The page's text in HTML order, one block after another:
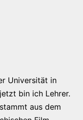
Universität in
bin ich Lehrer.
aus dem